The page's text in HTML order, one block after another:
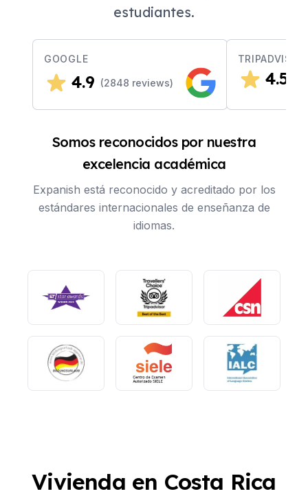
estudiantes.
GOOGLE
4.9 (2848 reviews)
TRIPADVISOR
4.5
Somos reconocidos por nuestra
excelencia académica
Expanish está reconocido y acreditado por los
estándares internacionales de enseñanza de
idiomas.
Vivienda en Costa Rica